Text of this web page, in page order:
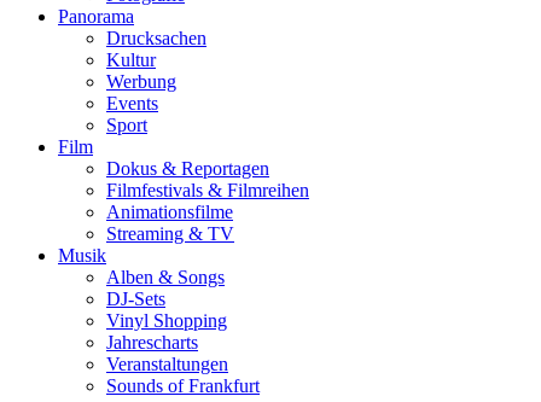
Panorama
Drucksachen
Kultur
Werbung
Events
Sport
Film
Dokus & Reportagen
Filmfestivals & Filmreihen
Animationsfilme
Streaming & TV
Musik
Alben & Songs
DJ-Sets
Vinyl Shopping
Jahrescharts
Veranstaltungen
Sounds of Frankfurt